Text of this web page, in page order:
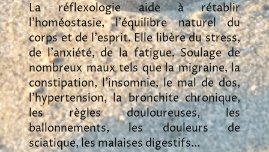
La réflexologie aide à rétablir
l'homéostasie, l'équilibre naturel du
corps et de l'esprit. Elle libère du stress,
de l'anxiété, de la fatigue. Soulage de
nombreux maux tels que la migraine, la
constipation, l'insomnie, le mal de dos,
l'hypertension, la bronchite chronique,
les règles douloureuses, les
ballonnements, les douleurs de
sciatique, les malaises digestifs...